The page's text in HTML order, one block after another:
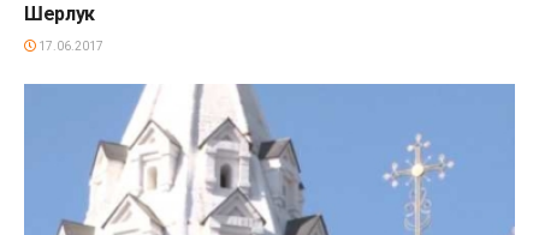
Шерлук
17.06.2017